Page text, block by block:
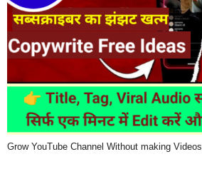
Grow YouTube Channel Without making Videos